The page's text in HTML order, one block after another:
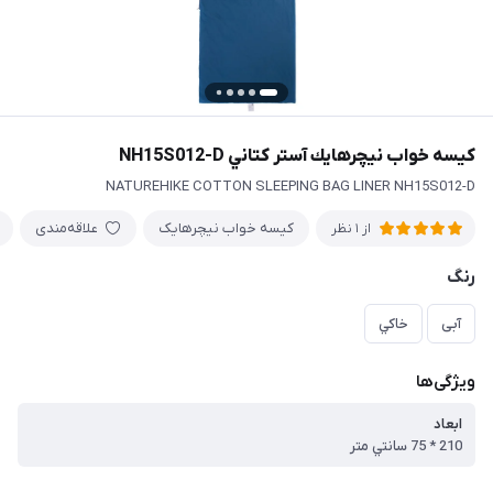
كيسه خواب نيچرهايك آستر كتاني NH15S012-D
NATUREHIKE COTTON SLEEPING BAG LINER NH15S012-D
از 1 نظر کیسه خواب نیچرهایک علاقه‌مندی
رنگ
آبی خاكي
ویژگی‌ها
ابعاد
210 * 75 سانتي متر